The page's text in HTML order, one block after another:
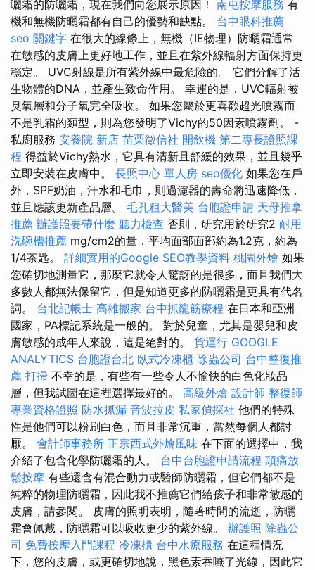
曬霜的防曬霜，現在我們向您展示原因！ 南屯按摩服務 有
機和無機防曬霜都有自己的優勢和缺點。 台中眼科推薦
seo 關鍵字 在很大的線條上，無機（IE物理）防曬霜通常
在敏感的皮膚上更好地工作，並且在紫外線輻射方面保持更
穩定。 UVC射線是所有紫外線中最危險的。 它們分解了活
生物體的DNA，並產生致命作用。 幸運的是，UVC輻射被
臭氧層和分子氧完全吸收。 如果您屬於更喜歡超光噴霧而
不是乳霜的類型，則為您發明了Vichy的50因素噴霧劑。 -
私廚服務 安養院 新店 苗栗徵信社 開飲機 第二專長證照課
程 得益於Vichy熱水，它具有清新且舒緩的效果，並且幾乎
立即安裝在皮膚中。 長照中心 單人房 seo優化 如果您在戶
外，SPF奶油，汗水和毛巾，則過濾器的壽命將迅速降低，
並且應該更新產品層。 毛孔粗大醫美 台胞證申請 天母推拿
推薦 辦護照要帶什麼 聽力檢查 否則，研究用於研究2 耐用
洗碗槽推薦 mg/cm2的量，平均面部面部約為1.2克，約為
1/4茶匙。 詳細實用的Google SEO教學資料 桃園外燴 如果
您確切地測量它，那麼它就令人驚訝的是很多，而且我們大
多數人都無法保留它，但是知道更多的防曬霜是更具有代名
詞。 台北記帳士 高雄搬家 台中抓龍筋療程 在日本和亞洲
國家，PA標記系統是一般的。 對於兒童，尤其是嬰兒和皮
膚敏感的成年人來說，這是絕對的。 貨運行 GOOGLE
ANALYTICS 台胞證台北 臥式冷凍櫃 除蟲公司 台中整復推
薦 打掃 不幸的是，有些有一些令人不愉快的白色化妝品
層，但我試圖在這裡選擇最好的。 高級外燴 設計師 整復師
專業資格證照 防水抓漏 音波拉皮 私家偵探社 他們的特殊
性是他們可以粉刷白色，而且非常沉重，當然每個人都討
厭。 會計師事務所 正宗西式外燴風味 在下面的選擇中，我
介紹了包含化學防曬霜的人。 台中台胞證申請流程 頭痛放
鬆按摩 有些還含有混合動力或醫師防曬霜，但它們都不是
純粹的物理防曬霜，因此我不推薦它們給孩子和非常敏感的
皮膚，請參閱。 皮膚的照明表明，隨著時間的流逝，防曬
霜會佩戴，防曬霜可以吸收更少的紫外線。 辦護照 除蟲公
司 免費按摩入門課程 冷凍櫃 台中水療服務 在這種情況
下，您的皮膚，或更確切地說，黑色素吞嚥了光線，因此它